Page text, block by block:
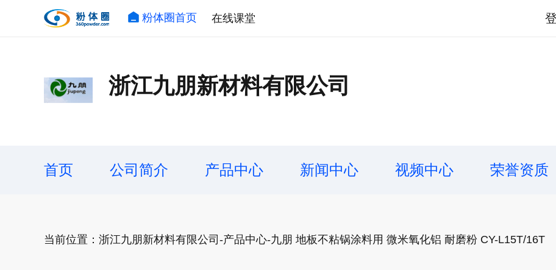
粉体圈首页 在线课堂
浙江九朋新材料有限公司
首页 公司简介 产品中心 新闻中心 视频中心 荣誉资质
当前位置：浙江九朋新材料有限公司-产品中心-九朋 地板不粘锅涂料用 微米氧化铝 耐磨粉 CY-L15T/16T